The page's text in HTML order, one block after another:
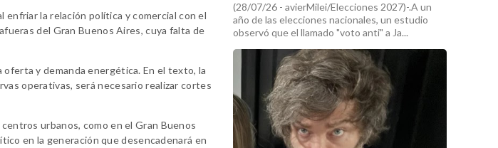
enfriar la relación política y comercial con el
del Gran Buenos Aires, cuya falta de
oferta y demanda energética. En el texto, la
operativas, será necesario realizar cortes
urbanos, como en el Gran Buenos
en la generación que desencadenará en
(28/07/26 - avierMilei/Elecciones 2027)-.A un
año de las elecciones nacionales, un estudio
observó que el llamado "voto anti" a Ja...